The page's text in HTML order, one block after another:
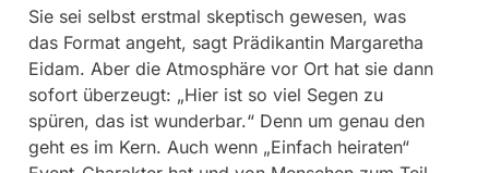
Sie sei selbst erstmal skeptisch gewesen, was
das Format angeht, sagt Prädikantin Margaretha
Eidam. Aber die Atmosphäre vor Ort hat sie dann
sofort überzeugt: „Hier ist so viel Segen zu
spüren, das ist wunderbar.“ Denn um genau den
geht es im Kern. Auch wenn „Einfach heiraten“